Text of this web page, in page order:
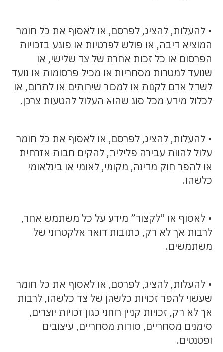
• להעלות, להציג, לפרסם, או לאסוף את כל חומר
המוציא דיבה, או פולש לפרטיות או פוגע בזכויות
הפרסום או כל זכות אחרת של צד שלישי, או
שנועד למטרות מסחריות או מכיל פרסומות או נועד
לשדל אדם לקנות או למכור שירותים או לתרום, או
לכלול מידע מכל סוג שהוא העלול להטעות צרכן.
• להעלות, להציג, לפרסם, או לאסוף את כל חומר
עלול להוות עבירה פלילית, להקים חבות אזרחית
או להפר חוק מדינה, מקומי, לאומי או בינלאומי
כלשהו.
• לאסוף או “לקצור” מידע על כל משתמש אחר,
לרבות אך לא רק, כתובות דואר אלקטרוני של
משתמשים.
• להעלות, להציג, לפרסם, או לאסוף את כל חומר
שעשוי להפר זכויות כלשהן של צד כלשהו, לרבות
אך לא רק, זכויות קניין רוחני כגון זכויות יוצרים,
סימנים מסחריים, סודות מסחריים, עיצובים
ופטנטים.